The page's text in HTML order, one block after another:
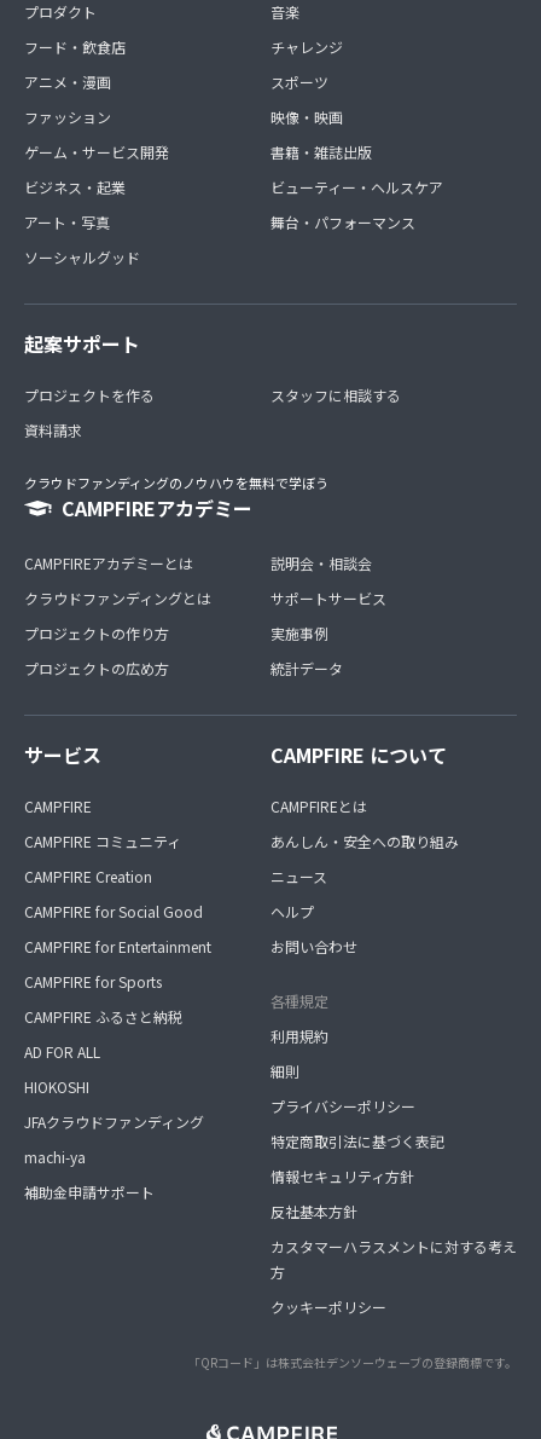
プロダクト
フード・飲食店
アニメ・漫画
ファッション
ゲーム・サービス開発
ビジネス・起業
アート・写真
ソーシャルグッド
音楽
チャレンジ
スポーツ
映像・映画
書籍・雑誌出版
ビューティー・ヘルスケア
舞台・パフォーマンス
起案サポート
プロジェクトを作る
資料請求
スタッフに相談する
クラウドファンディングのノウハウを無料で学ぼう
CAMPFIREアカデミー
CAMPFIREアカデミーとは
クラウドファンディングとは
プロジェクトの作り方
プロジェクトの広め方
説明会・相談会
サポートサービス
実施事例
統計データ
サービス
CAMPFIRE
CAMPFIRE コミュニティ
CAMPFIRE Creation
CAMPFIRE for Social Good
CAMPFIRE for Entertainment
CAMPFIRE for Sports
CAMPFIRE ふるさと納税
AD FOR ALL
HIOKOSHI
JFAクラウドファンディング
machi-ya
補助金申請サポート
CAMPFIRE について
CAMPFIREとは
あんしん・安全への取り組み
ニュース
ヘルプ
お問い合わせ
各種規定
利用規約
細則
プライバシーポリシー
特定商取引法に基づく表記
情報セキュリティ方針
反社基本方針
カスタマーハラスメントに対する考え
方
クッキーポリシー
「QRコード」は株式会社デンソーウェーブの登録商標です。